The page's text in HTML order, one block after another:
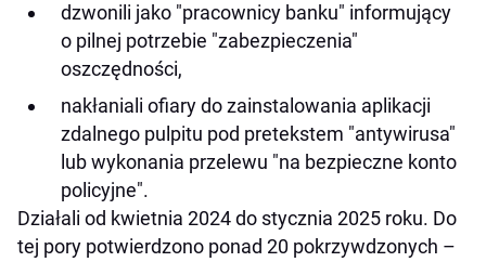
dzwonili jako "pracownicy banku" informujący
o pilnej potrzebie "zabezpieczenia"
oszczędności,
nakłaniali ofiary do zainstalowania aplikacji
zdalnego pulpitu pod pretekstem "antywirusa"
lub wykonania przelewu "na bezpieczne konto
policyjne".
Działali od kwietnia 2024 do stycznia 2025 roku. Do
tej pory potwierdzono ponad 20 pokrzywdzonych –